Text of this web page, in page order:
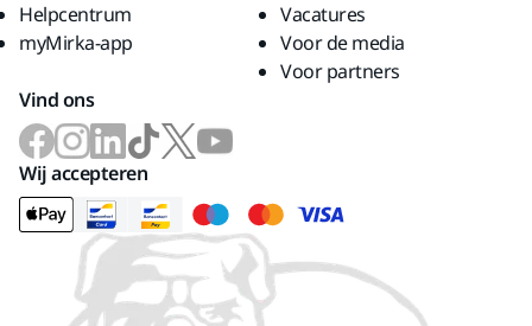
Helpcentrum
myMirka-app
Vacatures
Voor de media
Voor partners
Vind ons
Wij accepteren